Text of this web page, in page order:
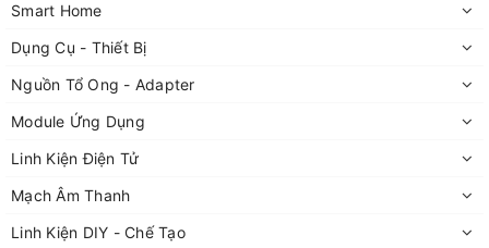
Smart Home
Dụng Cụ - Thiết Bị
Nguồn Tổ Ong - Adapter
Module Ứng Dụng
Linh Kiện Điện Tử
Mạch Âm Thanh
Linh Kiện DIY - Chế Tạo